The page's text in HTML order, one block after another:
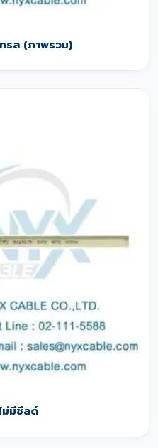
รล (ภาพรวม)
ม่มีชีลด์